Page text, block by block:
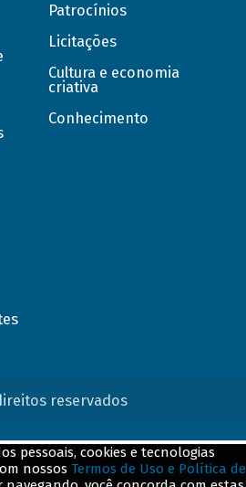
Patrocínios
Licitações
Cultura e economia
criativa
Conhecimento
reservados
pessoais, cookies e tecnologias
nossos Termos de Uso e Política de